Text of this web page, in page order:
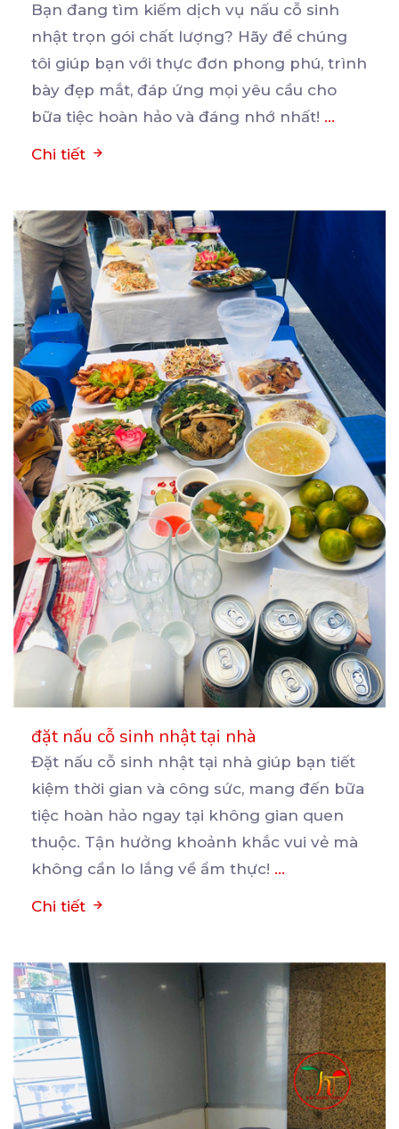
Bạn đang tìm kiếm dịch vụ nấu cỗ sinh
nhật trọn gói chất lượng? Hãy để chúng
tôi giúp bạn với thực đơn phong phú, trình
bày đẹp mắt, đáp ứng mọi yêu cầu cho
bữa tiệc hoàn hảo và đáng nhớ nhất! ...
Chi tiết
đặt nấu cỗ sinh nhật tại nhà
Đặt nấu cỗ sinh nhật tại nhà giúp bạn tiết
kiệm thời gian và công sức, mang đến bữa
tiệc hoàn hảo ngay tại không gian quen
thuộc. Tận hưởng khoảnh khắc vui vẻ mà
không cần lo lắng về ẩm thực! ...
Chi tiết